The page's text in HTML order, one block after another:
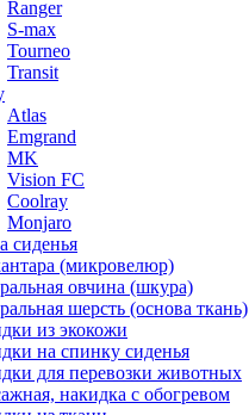
Ranger
S-max
Tourneo
Transit
Atlas
Emgrand
MK
Vision FC
Coolray
Monjaro
сиденья
(микровелюр)
овчина (шкура)
шерсть (основа ткань)
из экокожи
на спинку сиденья
для перевозки животных
накидка с обогревом